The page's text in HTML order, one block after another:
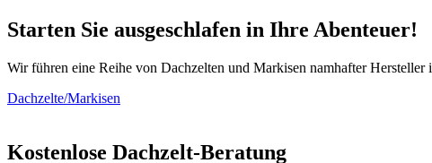
Starten Sie ausgeschlafen in Ihre Abenteuer!
Wir führen eine Reihe von Dachzelten und Markisen namhafter Hersteller
Dachzelte/Markisen
Kostenlose Dachzelt-Beratung